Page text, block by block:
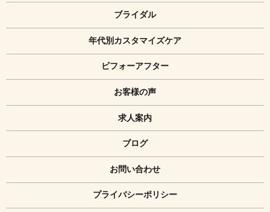
ブライダル
年代別カスタマイズケア
ビフォーアフター
お客様の声
求人案内
ブログ
お問い合わせ
プライバシーポリシー